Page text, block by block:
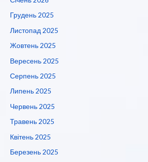
Грудень 2025
Листопад 2025
Жовтень 2025
Вересень 2025
Серпень 2025
Липень 2025
Червень 2025
Травень 2025
Квітень 2025
Березень 2025